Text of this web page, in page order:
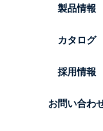
製品情報
カタログ
採用情報
お問い合わ